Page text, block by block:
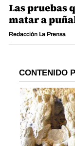
Las pruebas
matar a
Redacción La Prensa